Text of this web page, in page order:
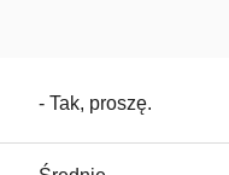
- Tak, proszę.